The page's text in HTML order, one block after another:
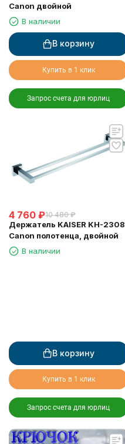
Canon двойной
В наличии
В корзину
Купить в 1 клик
Запрос счета для юрлиц
4 760 ₽10 480 ₽
Держатель KAISER KH-2308
Canon полотенца, двойной
В наличии
В корзину
Купить в 1 клик
Запрос счета для юрлиц